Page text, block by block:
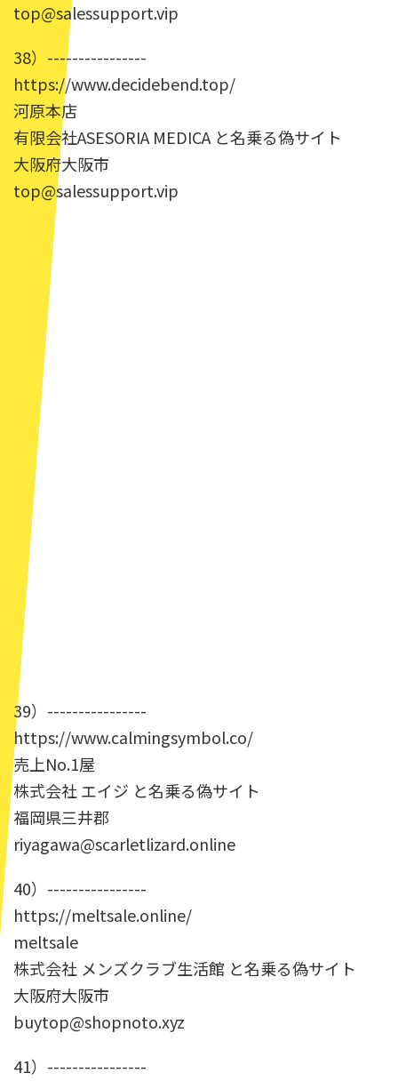
top@salessupport.vip
38）----------------
https://www.decidebend.top/
河原本店
有限会社ASESORIA MEDICA と名乗る偽サイト
大阪府大阪市
top@salessupport.vip
39）----------------
https://www.calmingsymbol.co/
売上No.1屋
株式会社 エイジ と名乗る偽サイト
福岡県三井郡
riyagawa@scarletlizard.online
40）----------------
https://meltsale.online/
meltsale
株式会社 メンズクラブ生活館 と名乗る偽サイト
大阪府大阪市
buytop@shopnoto.xyz
41）----------------